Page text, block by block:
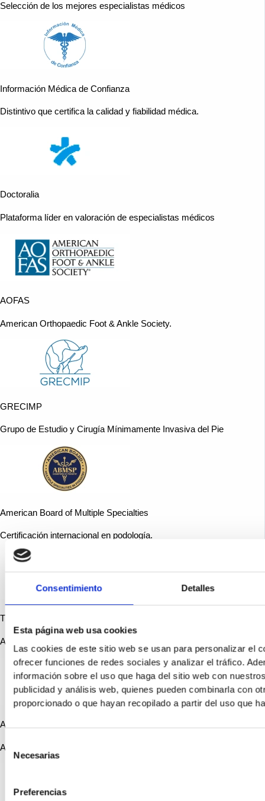
Consentimiento Detalles
Esta página web usa cookies
Las cookies de este sitio web se usan para personalizar el
ofrecer funciones de redes sociales y analizar el tráfico.
información sobre el uso que haga del sitio web con
publicidad y análisis web, quienes pueden combinarla con
proporcionado o que hayan recopilado a partir del uso que
deNecesarias
Preferencias
Selección de los mejores especialistas médicos
Información Médica de Confianza
Distintivo que certifica la calidad y fiabilidad médica.
Doctoralia
Plataforma líder en valoración de especialistas médicos
AOFAS
American Orthopaedic Foot & Ankle Society.
GRECIMP
Grupo de Estudio y Cirugía Mínimamente Invasiva del Pie
American Board of Multiple Specialties
Certificación internacional en podología.
The College of Podiatry
Asociación líder en podología y salud del pie.
AEMIS
Asociación Española de Cirugía Mínimamente Invasiva del Pie